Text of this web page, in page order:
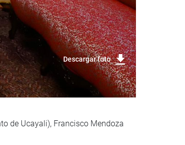
Descargar foto
de Ucayali), Francisco Mendoza